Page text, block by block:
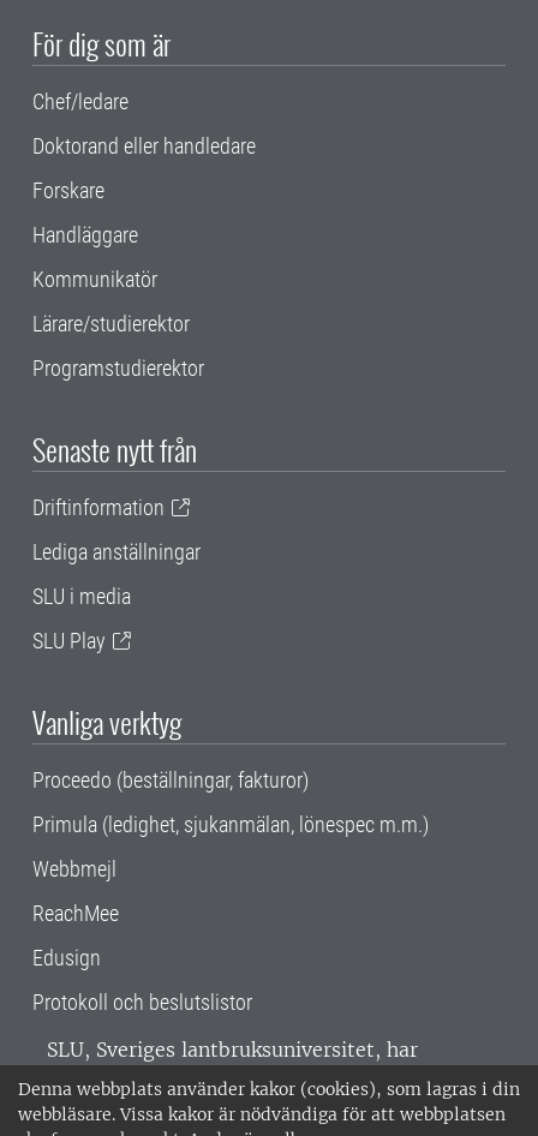
Denna webbplats använder kakor (cookies), som lagras i din
webbläsare. Vissa kakor är nödvändiga för att webbplatsen
För dig som är
Chef/ledare
Doktorand eller handledare
Forskare
Handläggare
Kommunikatör
Lärare/studierektor
Programstudierektor
Senaste nytt från
Driftinformation
Lediga anställningar
SLU i media
SLU Play
Vanliga verktyg
Proceedo (beställningar, fakturor)
Primula (ledighet, sjukanmälan, lönespec m.m.)
Webbmejl
ReachMee
Edusign
Protokoll och beslutslistor
SLU, Sveriges lantbruksuniversitet, har
verksamhet över hela Sverige. Huvudorter är
Alnarp, Uppsala och Umeå.SLU är